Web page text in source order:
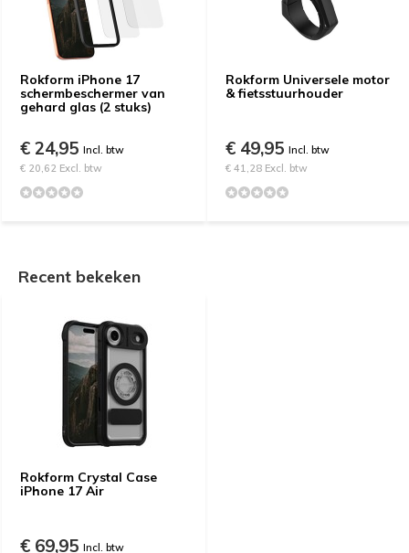
Rokform iPhone 17
schermbeschermer van
gehard glas (2 stuks)
€ 24,95 Incl. btw
€ 20,62 Excl. btw
Rokform Universele motor
& fietsstuurhouder
€ 49,95 Incl. btw
€ 41,28 Excl. btw
Recent bekeken
Rokform Crystal Case
iPhone 17 Air
€ 69,95 Incl. btw